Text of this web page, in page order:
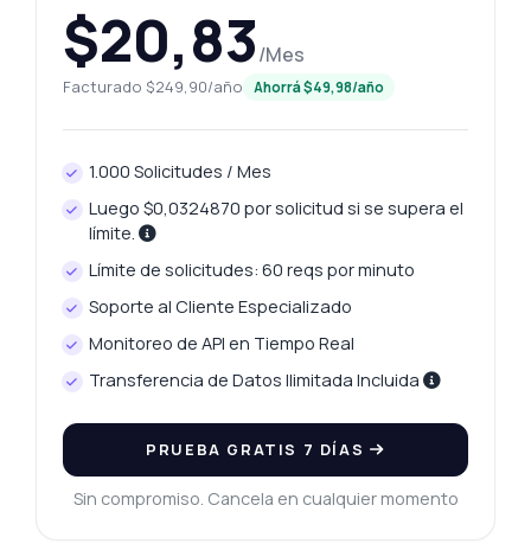
$20,83/Mes
Facturado $249,90/año Ahorrá $49,98/año
1.000 Solicitudes / Mes
Luego $0,0324870 por solicitud si se supera el
límite.
Límite de solicitudes: 60 reqs por minuto
Soporte al Cliente Especializado
Monitoreo de API en Tiempo Real
Transferencia de Datos Ilimitada Incluida
PRUEBA GRATIS 7 DÍAS
Sin compromiso. Cancela en cualquier momento